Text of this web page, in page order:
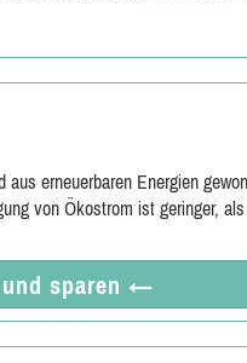
erneuerbaren Energien
von Ökostrom ist geringer,
und sparen ←